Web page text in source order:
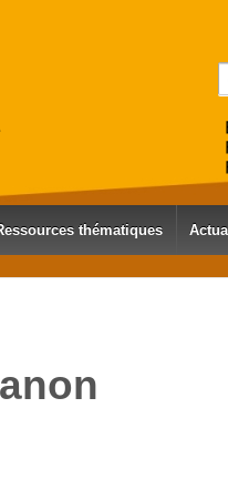
thématiques